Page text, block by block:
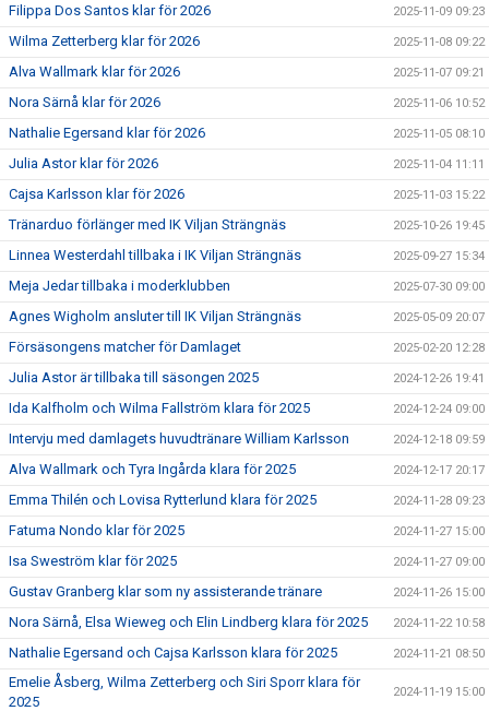
Filippa Dos Santos klar för 2026 2025-11-09 09:23
Wilma Zetterberg klar för 2026 2025-11-08 09:22
Alva Wallmark klar för 2026 2025-11-07 09:21
Nora Särnå klar för 2026 2025-11-06 10:52
Nathalie Egersand klar för 2026 2025-11-05 08:10
Julia Astor klar för 2026 2025-11-04 11:11
Cajsa Karlsson klar för 2026 2025-11-03 15:22
Tränarduo förlänger med IK Viljan Strängnäs 2025-10-26 19:45
Linnea Westerdahl tillbaka i IK Viljan Strängnäs 2025-09-27 15:34
Meja Jedar tillbaka i moderklubben 2025-07-30 09:00
Agnes Wigholm ansluter till IK Viljan Strängnäs 2025-05-09 20:07
Försäsongens matcher för Damlaget 2025-02-20 12:28
Julia Astor är tillbaka till säsongen 2025 2024-12-26 19:41
Ida Kalfholm och Wilma Fallström klara för 2025 2024-12-24 09:00
Intervju med damlagets huvudtränare William Karlsson 2024-12-18 09:59
Alva Wallmark och Tyra Ingårda klara för 2025 2024-12-17 20:17
Emma Thilén och Lovisa Rytterlund klara för 2025 2024-11-28 09:23
Fatuma Nondo klar för 2025 2024-11-27 15:00
Isa Sweström klar för 2025 2024-11-27 09:00
Gustav Granberg klar som ny assisterande tränare 2024-11-26 15:00
Nora Särnå, Elsa Wieweg och Elin Lindberg klara för 2025 2024-11-22 10:58
Nathalie Egersand och Cajsa Karlsson klara för 2025 2024-11-21 08:50
Emelie Åsberg, Wilma Zetterberg och Siri Sporr klara för
2025
2024-11-19 15:00